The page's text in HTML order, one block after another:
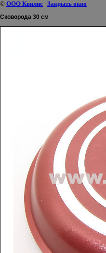
© ООО Квилис | Закрыть окно
Сковорода 30 см